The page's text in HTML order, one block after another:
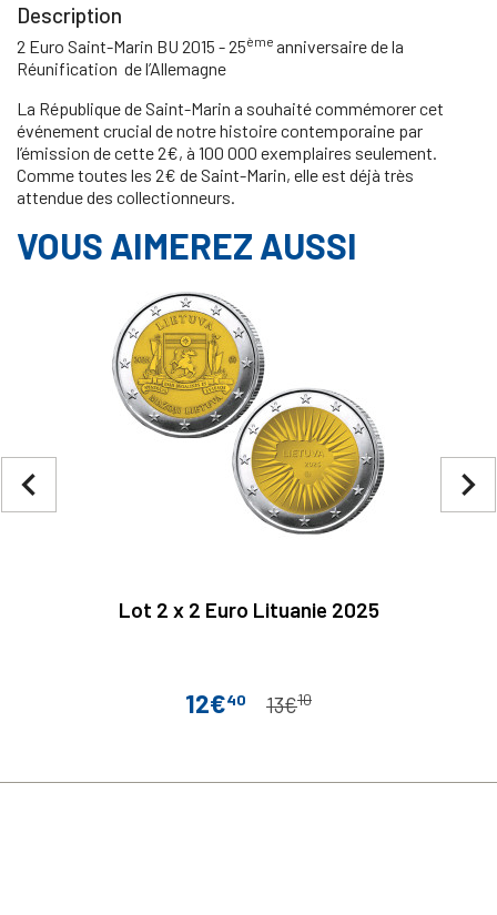
Description
2 Euro Saint-Marin BU 2015 - 25ème anniversaire de la
Réunification de l’Allemagne
La République de Saint-Marin a souhaité commémorer cet
événement crucial de notre histoire contemporaine par
l’émission de cette 2€, à 100 000 exemplaires seulement.
Comme toutes les 2€ de Saint-Marin, elle est déjà très
attendue des collectionneurs.
VOUS AIMEREZ AUSSI
Lot 2 x 2 Euro Lituanie 2025
Prix
12€40 Prix de base
13€10
navigate_next
navigate_before